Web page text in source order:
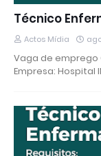
Técnico
Actos Mídia
Vaga de emprego
Empresa: Hospital